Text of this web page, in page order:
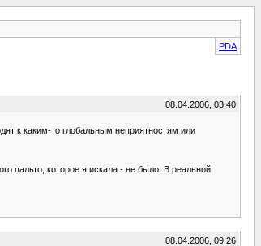
PDA
08.04.2006, 03:40
к каким-то глобальным неприятностям или
пальто, которое я искала - не было. В реальной
08.04.2006, 09:26